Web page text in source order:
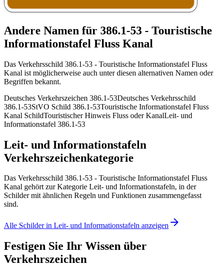
Andere Namen für 386.1-53 - Touristische
Informationstafel Fluss Kanal
Das Verkehrsschild 386.1-53 - Touristische Informationstafel Fluss
Kanal ist möglicherweise auch unter diesen alternativen Namen oder
Begriffen bekannt.
Deutsches Verkehrszeichen 386.1-53Deutsches Verkehrsschild
386.1-53StVO Schild 386.1-53Touristische Informationstafel Fluss
Kanal SchildTouristischer Hinweis Fluss oder KanalLeit- und
Informationstafel 386.1-53
Leit- und Informationstafeln
Verkehrszeichenkategorie
Das Verkehrsschild 386.1-53 - Touristische Informationstafel Fluss
Kanal gehört zur Kategorie Leit- und Informationstafeln, in der
Schilder mit ähnlichen Regeln und Funktionen zusammengefasst
sind.
Alle Schilder in Leit- und Informationstafeln anzeigen
Festigen Sie Ihr Wissen über
Verkehrszeichen